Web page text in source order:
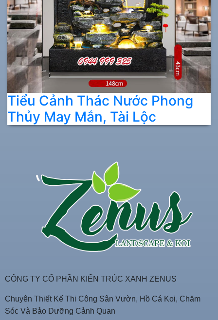
Tiểu Cảnh Thác Nước Phong
Thủy May Mắn, Tài Lộc
CÔNG TY CỔ PHẦN KIẾN TRÚC XANH ZENUS
Chuyên Thiết Kế Thi Công Sân Vườn, Hồ Cá Koi, Chăm
Sóc Và Bảo Dưỡng Cảnh Quan